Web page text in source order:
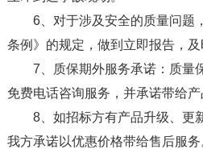
6、对于涉及安全的质量问题
条例》的规定，做到立即报告，及
7、质保期外服务承诺：质量
免费电话咨询服务，并承诺带给产
8、如招标方有产品升级、更
我方承诺以优惠价格带给售后服